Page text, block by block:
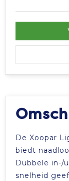
De Xoopar
biedt
Dubbele in-/
snelheid